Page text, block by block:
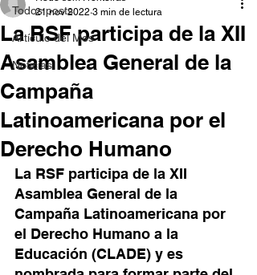
Todos posts
Artículo del Mes
Noticias
La RSF participa de la XII
Asamblea General de la
Campaña
Latinoamericana por el
Derecho Humano
21 nov 2022 3 min de lectura
La RSF participa de la XII
Asamblea General de la
Campaña Latinoamericana por
el Derecho Humano a la
Educación (CLADE) y es